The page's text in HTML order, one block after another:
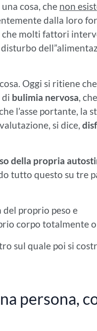
cosa, che non
dalla loro
molti fattori
Oggi si ritiene
di bulimia nervosa,
l’asse portante, la
si dice,
della propria
tutto questo su tre
proprio peso e
corpo totalmente
sul quale poi si
persona,